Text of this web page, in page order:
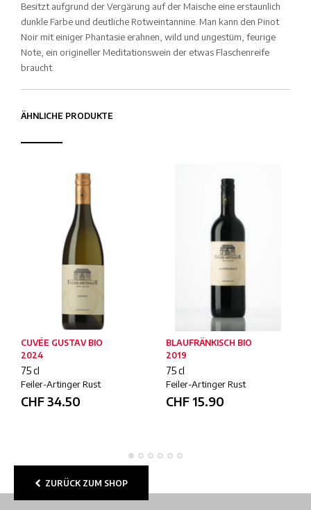
Besitzt aufgrund der Vergärung auf der Maische eine erstaunlich
dunkle Farbe und deutliche Rotweintannine. Man kann den Pinot
Noir mit einiger Phantasie erahnen, wild und ungestüm, feurige
Note, ein origineller Meditationswein der etwas Flaschenreife
braucht.
ÄHNLICHE PRODUKTE
CUVÉE GUSTAV BIO
2024
75 cl
Feiler-Artinger Rust
CHF34.50
BLAUFRÄNKISCH BIO
2019
75 cl
Feiler-Artinger Rust
CHF 15.90
ZURÜCK ZUM SHOP